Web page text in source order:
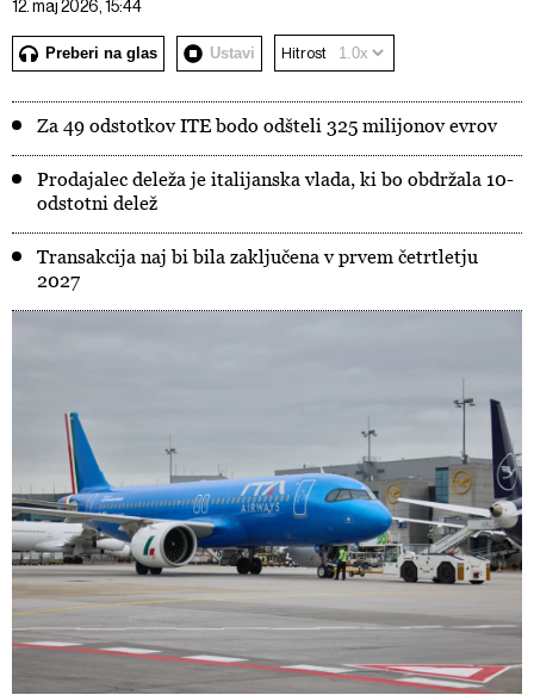
12. maj 2026, 15:44
Preberi na glas Ustavi Hitrost
Za 49 odstotkov ITE bodo odšteli 325 milijonov evrov
Prodajalec deleža je italijanska vlada, ki bo obdržala 10-
odstotni delež
Transakcija naj bi bila zaključena v prvem četrtletju
2027